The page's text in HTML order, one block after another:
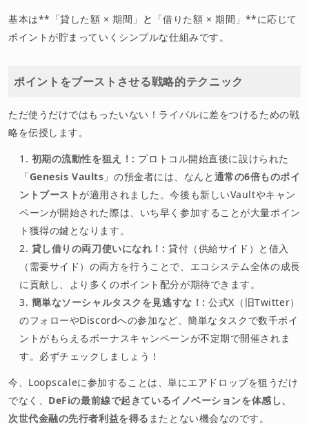
基本は**「貸した額 × 期間」 と 「借りた額 × 期間」**に応じて
ポイントが貯まっていくシンプルな仕組みです。
ポイントをブーストさせる戦略的テクニック
ただ使うだけではもったいない！ライバルに差をつけるための戦
略を伝授します。
初期の流動性を狙え！: プロトコル開始直後に設けられた
「Genesis Vaults 」の預金者には、なんと 通常の6倍ものポイ
ントブーストが適用されました。今後も新しいVaultやキャン
ペーンが開始された際は、いち早く参加することが大量ポイン
ト獲得の鍵となります。
貸し借りの両刀使いになれ！: 貸付（供給サイド）と借入
（需要サイド）の両方を行うことで、エコシステム全体の成長
に貢献し、より多くのポイント配分が期待できます。
簡単なソーシャルタスクを見逃すな！: 公式X（旧Twitter）
のフォローやDiscordへの参加など、簡単なタスクで数千ポイ
ントがもらえるボーナスキャンペーンが不定期で開催されま
す。必ずチェックしましょう！
今、Loopscaleに参加することは、単にエアドロップを狙うだけ
でなく、 DeFiの最前線で起きているイノベーションを体感し、
次世代金融の先行者利益を得る またとない機会なのです。